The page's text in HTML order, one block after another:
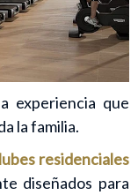
experiencia que
la familia.
residenciales
diseñados para